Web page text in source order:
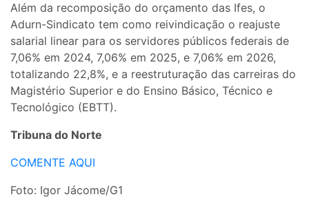
Além da recomposição do orçamento das Ifes, o
Adurn-Sindicato tem como reivindicação o reajuste
salarial linear para os servidores públicos federais de
7,06% em 2024, 7,06% em 2025, e 7,06% em 2026,
totalizando 22,8%, e a reestruturação das carreiras do
Magistério Superior e do Ensino Básico, Técnico e
Tecnológico (EBTT).
Tribuna do Norte
COMENTE AQUI
Foto: Igor Jácome/G1